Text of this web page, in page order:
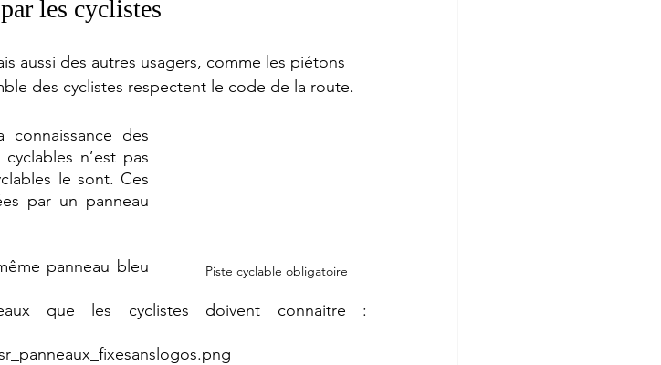
les cyclistes
aussi des autres usagers, comme les piétons
des cyclistes respectent le code de la route.
Piste cyclable obligatoire
des
n’est pas
le sont. Ces
par un panneau
panneau bleu
que les cyclistes doivent connaitre :